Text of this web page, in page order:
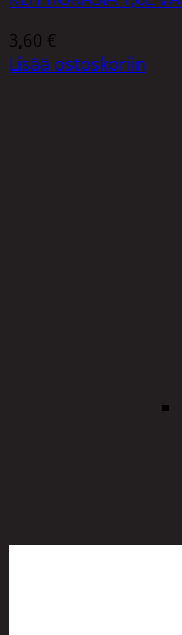
3,60 €
Lisää ostoskoriin